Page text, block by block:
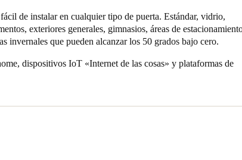
de instalar en cualquier tipo de puerta. Estándar, vidrio,
exteriores generales, gimnasios, áreas de
invernales que pueden alcanzar los 50 grados bajo cero.
dispositivos IoT «Internet de las cosas» y plataformas de